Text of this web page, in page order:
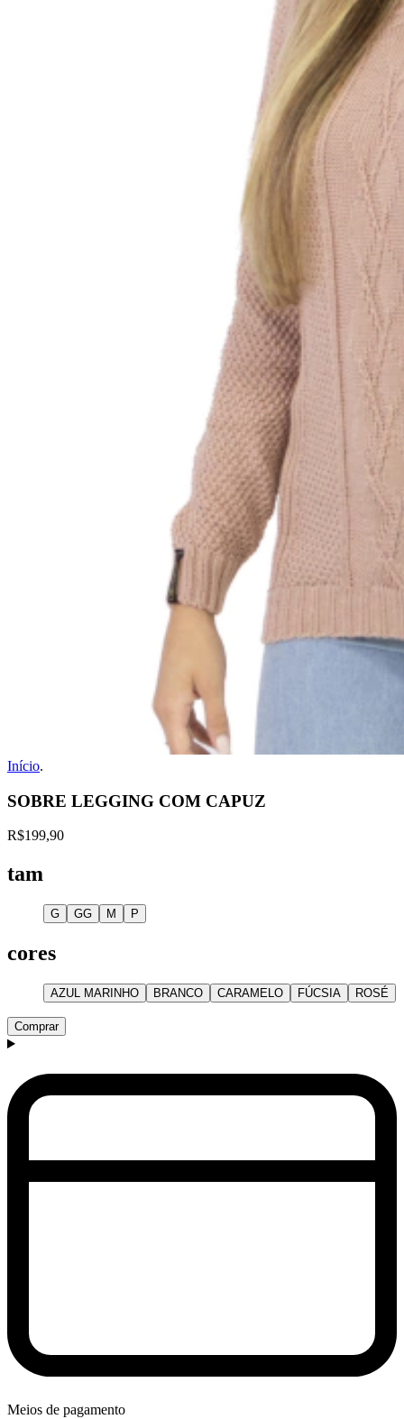
Início.
SOBRE LEGGING COM CAPUZ
R$199,90
tam
G GG M P
cores
AZUL MARINHO BRANCO CARAMELO FÚCSIA ROSÉ
Comprar
Meios de pagamento